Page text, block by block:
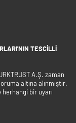
TESCILLI
A.Ş. zaman
altına alınmıştır.
herhangi bir uyarı